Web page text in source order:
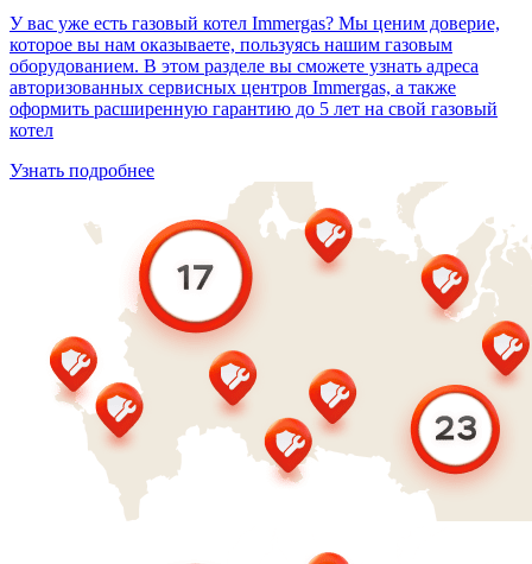
У вас уже есть газовый котел Immergas? Мы ценим доверие,
которое вы нам оказываете, пользуясь нашим газовым
оборудованием. В этом разделе вы сможете узнать адреса
авторизованных сервисных центров Immergas, а также
оформить расширенную гарантию до 5 лет на свой газовый
котел
Узнать подробнее